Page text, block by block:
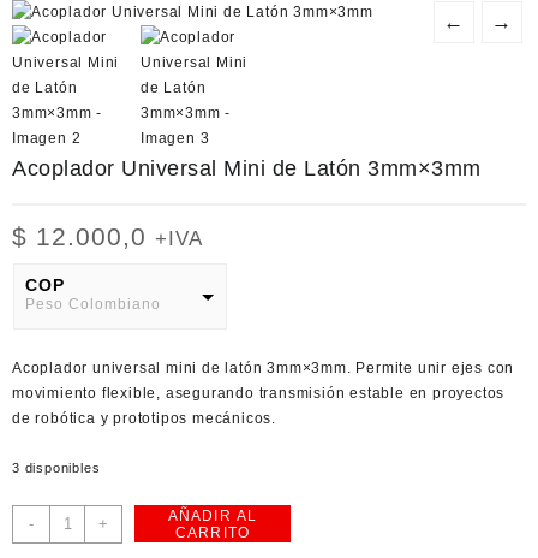
← →
Acoplador Universal Mini de Latón 3mm×3mm
$ 12.000,0 +IVA
COP
Peso Colombiano
American Dollar
Acoplador universal mini de latón 3mm×3mm. Permite unir ejes con
movimiento flexible, asegurando transmisión estable en proyectos
de robótica y prototipos mecánicos.
3 disponibles
-
Acoplador
Universal
+
AÑADIR AL
CARRITO